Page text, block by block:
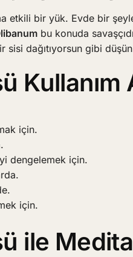
etkili bir yük. Evde bir
bu konuda
dağıtıyorsun gibi
Kullanım
için.
dengelemek için.
için.
ile